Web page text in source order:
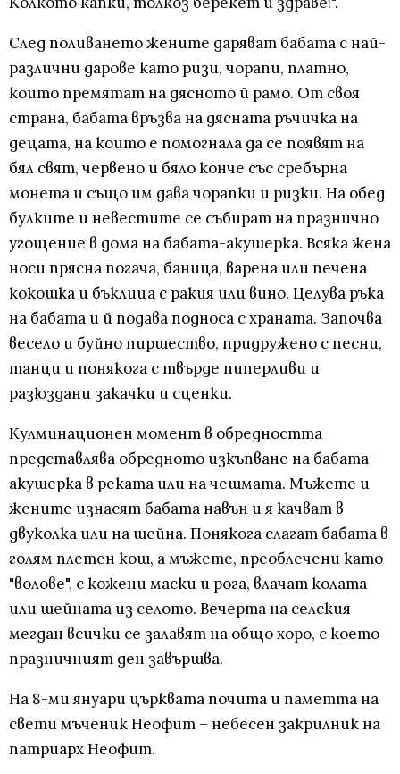
След поливането жените даряват бабата с най-
различни дарове като ризи, чорапи, платно,
които премятат на дясното й рамо. От своя
страна, бабата връзва на дясната ръчичка на
децата, на които е помогнала да се появят на
бял свят, червено и бяло конче със сребърна
монета и също им дава чорапки и ризки. На обед
булките и невестите се събират на празнично
угощение в дома на бабата-акушерка. Всяка жена
носи прясна погача, баница, варена или печена
кокошка и бъклица с ракия или вино. Целува ръка
на бабата и й подава подноса с храната. Започва
весело и буйно пиршество, придружено с песни,
танци и понякога с твърде пиперливи и
разюздани закачки и сценки.
Кулминационен момент в обредността
представлява обредното изкъпване на бабата-
акушерка в реката или на чешмата. Мъжете и
жените изнасят бабата навън и я качват в
двуколка или на шейна. Понякога слагат бабата в
голям плетен кош, а мъжете, преоблечени като
"волове", с кожени маски и рога, влачат колата
или шейната из селото. Вечерта на селския
мегдан всички се залавят на общо хоро, с което
празничният ден завършва.
На 8-ми януари църквата почита и паметта на
свети мъченик Неофит – небесен закрилник на
патриарх Неофит.